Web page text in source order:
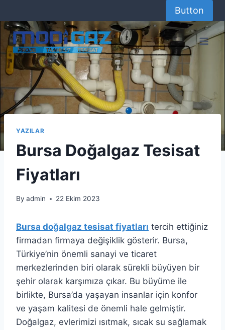
to
content
Button
YAZILAR
Bursa Doğalgaz Tesisat
Fiyatları
By admin 22 Ekim 2023
Bursa doğalgaz tesisat fiyatları tercih ettiğiniz
firmadan firmaya değişiklik gösterir. Bursa,
Türkiye’nin önemli sanayi ve ticaret
merkezlerinden biri olarak sürekli büyüyen bir
şehir olarak karşımıza çıkar. Bu büyüme ile
birlikte, Bursa’da yaşayan insanlar için konfor
ve yaşam kalitesi de önemli hale gelmiştir.
Doğalgaz, evlerimizi ısıtmak, sıcak su sağlamak